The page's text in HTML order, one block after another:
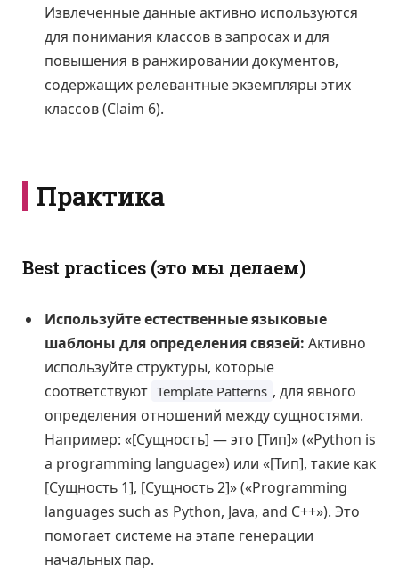
Извлеченные данные активно используются
для понимания классов в запросах и для
повышения в ранжировании документов,
содержащих релевантные экземпляры этих
классов (Claim 6).
Практика
Best practices (это мы делаем)
Используйте естественные языковые
шаблоны для определения связей: Активно
используйте структуры, которые
соответствуют Template Patterns , для явного
определения отношений между сущностями.
Например: «[Сущность] — это [Тип]» («Python is
a programming language») или «[Тип], такие как
[Сущность 1], [Сущность 2]» («Programming
languages such as Python, Java, and C++»). Это
помогает системе на этапе генерации
начальных пар.